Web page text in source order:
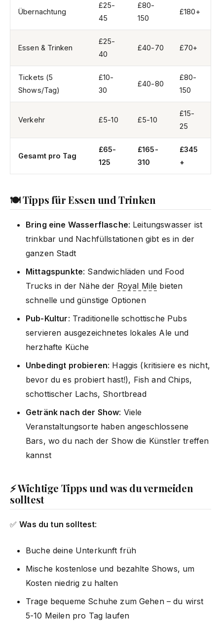
Übernachtung
£25-
45
£80-
150
£180+
Essen & Trinken
£25-
40
£40-70 £70+
Tickets (5
Shows/Tag)
£10-
30
£40-80
£80-
150
Verkehr £5-10 £5-10
£15-
25
Gesamt pro Tag
£65-
125
£165-
310
£345
+
🍽️ Tipps für Essen und Trinken
Bring eine Wasserflasche: Leitungswasser ist
trinkbar und Nachfüllstationen gibt es in der
ganzen Stadt
Mittagspunkte: Sandwichläden und Food
Trucks in der Nähe der Royal Mile bieten
schnelle und günstige Optionen
Pub-Kultur: Traditionelle schottische Pubs
servieren ausgezeichnetes lokales Ale und
herzhafte Küche
Unbedingt probieren: Haggis (kritisiere es nicht,
bevor du es probiert hast!), Fish and Chips,
schottischer Lachs, Shortbread
Getränk nach der Show: Viele
Veranstaltungsorte haben angeschlossene
Bars, wo du nach der Show die Künstler treffen
kannst
⚡ Wichtige Tipps und was du vermeiden
solltest
✅Was du tun solltest:
Buche deine Unterkunft früh
Mische kostenlose und bezahlte Shows, um
Kosten niedrig zu halten
Trage bequeme Schuhe zum Gehen – du wirst
5-10 Meilen pro Tag laufen